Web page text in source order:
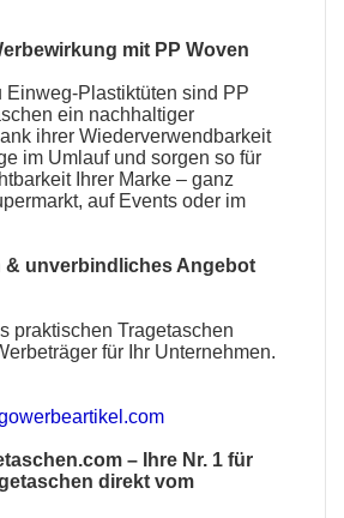
mit PP Woven
Einweg-Plastiktüten sind PP
ein nachhaltiger
ihrer Wiederverwendbarkeit
im Umlauf und sorgen so für
Ihrer Marke – ganz
auf Events oder im
& unverbindliches Angebot
praktischen Tragetaschen
für Ihr Unternehmen.
– Ihre Nr. 1 für
direkt vom